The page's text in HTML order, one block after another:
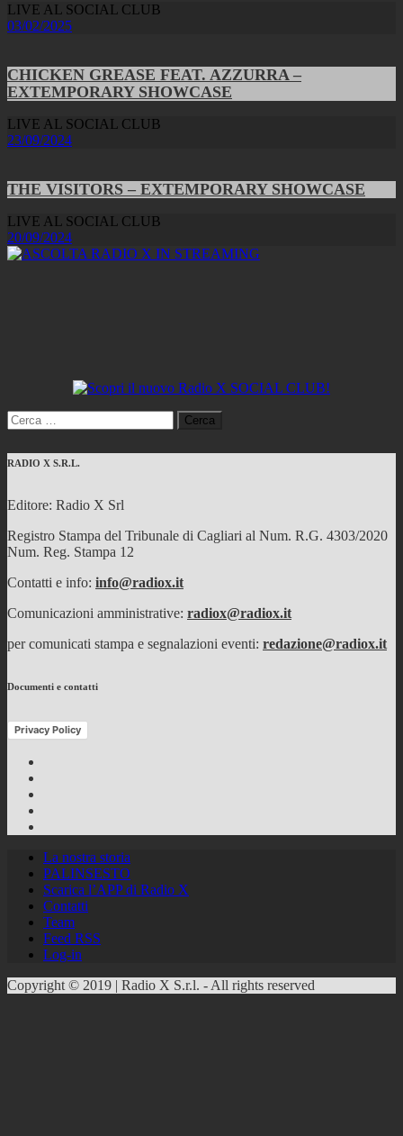
LIVE AL SOCIAL CLUB
03/02/2025
CHICKEN GREASE FEAT. AZZURRA –
EXTEMPORARY SHOWCASE
LIVE AL SOCIAL CLUB
23/09/2024
THE VISITORS – EXTEMPORARY SHOWCASE
LIVE AL SOCIAL CLUB
20/09/2024
Ricerca
per:
RADIO X S.R.L.
Editore: Radio X Srl
Registro Stampa del Tribunale di Cagliari al Num. R.G. 4303/2020
Num. Reg. Stampa 12
Contatti e info: info@radiox.it
Comunicazioni amministrative: radiox@radiox.it
per comunicati stampa e segnalazioni eventi: redazione@radiox.it
Documenti e contatti
Privacy Policy
La nostra storia
PALINSESTO
Scarica l’APP di Radio X
Contatti
Team
Feed RSS
Log-in
Copyright © 2019 | Radio X S.r.l. - All rights reserved